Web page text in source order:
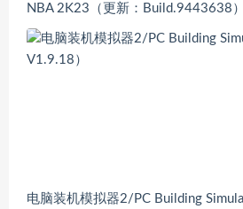
NBA 2K23（更新：Build.9443638）
电脑装机模拟器2/PC Building